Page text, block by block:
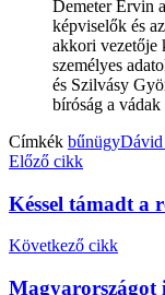
Demeter Ervin
képviselők és
akkori vezetője
személyes
és Szilvásy
bíróság a vádak
Címkék bűnügy
Előző cikk
Késsel támadt a
Következő cikk
Magyarországot